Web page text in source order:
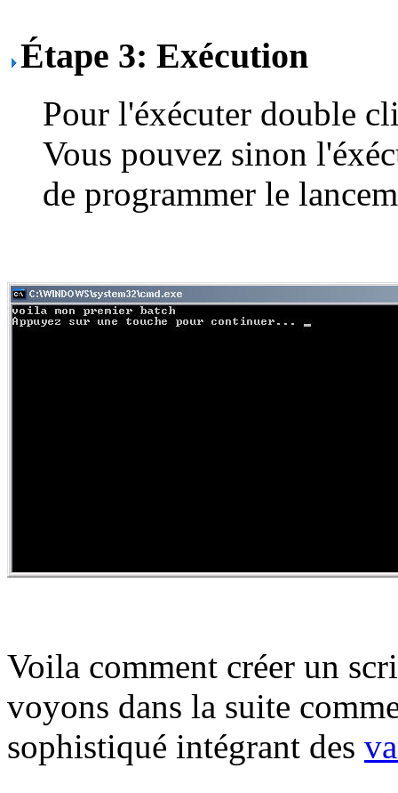
Étape 3: Exécution
Pour l'éxécuter double
Vous pouvez sinon
de programmer le
Voila comment créer un
voyons dans la suite
sophistiqué intégrant des